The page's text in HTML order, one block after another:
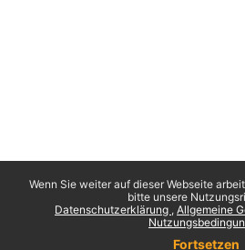
Wenn Sie weiter auf dieser Webseite
bitte unsere
Datenschutzerklärung Allgemeine
Fortsetzen